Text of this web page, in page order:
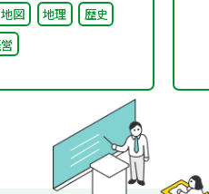
プロジェク
き”が社会とつな
図
地理
歴史